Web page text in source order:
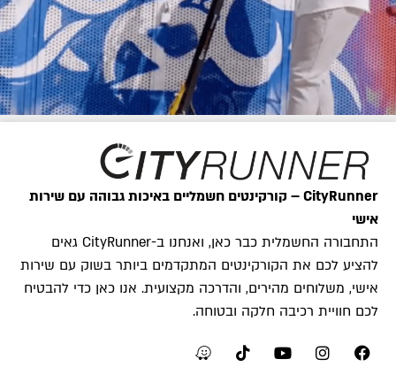
CityRunner – קורקינטים חשמליים באיכות גבוהה עם שירות
אישי
התחבורה החשמלית כבר כאן, ואנחנו ב-CityRunner גאים
להציע לכם את הקורקינטים המתקדמים ביותר בשוק עם שירות
אישי, משלוחים מהירים, והדרכה מקצועית. אנו כאן כדי להבטיח
לכם חוויית רכיבה חלקה ובטוחה.